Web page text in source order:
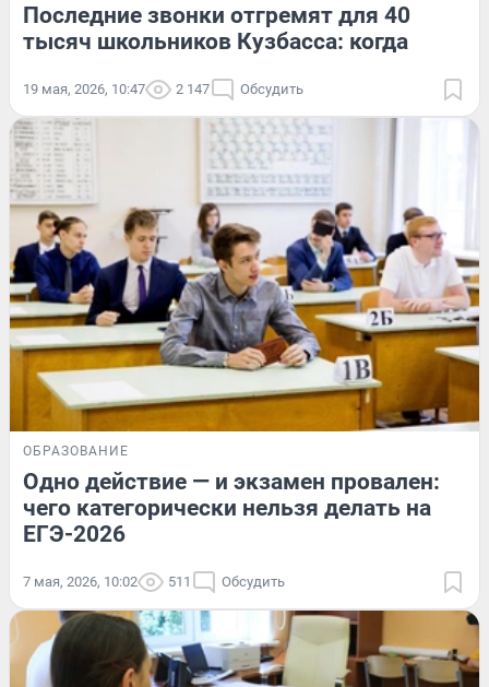
Последние звонки отгремят для 40
тысяч школьников Кузбасса: когда
19 мая, 2026, 10:47 2 147 Обсудить
ОБРАЗОВАНИЕ
Одно действие — и экзамен провален:
чего категорически нельзя делать на
ЕГЭ-2026
7 мая, 2026, 10:02 511 Обсудить